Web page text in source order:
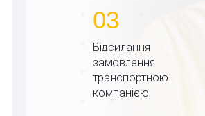
03
Відсилання
замовлення
транспортною
компанією